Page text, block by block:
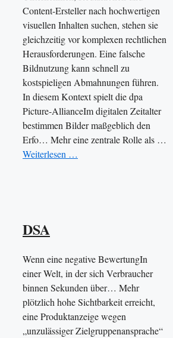
Content-Ersteller nach hochwertigen
visuellen Inhalten suchen, stehen sie
gleichzeitig vor komplexen rechtlichen
Herausforderungen. Eine falsche
Bildnutzung kann schnell zu
kostspieligen Abmahnungen führen.
In diesem Kontext spielt die dpa
Picture-AllianceIm digitalen Zeitalter
bestimmen Bilder maßgeblich den
Erfo… Mehr eine zentrale Rolle als …
Weiterlesen …
DSA
Wenn eine negative BewertungIn
einer Welt, in der sich Verbraucher
binnen Sekunden über… Mehr
plötzlich hohe Sichtbarkeit erreicht,
eine Produktanzeige wegen
„unzulässiger Zielgruppenansprache“